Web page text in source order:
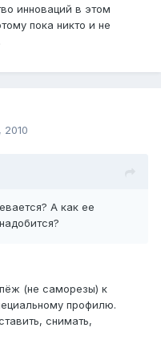
инноваций в этом
пока никто и не
2010
А как ее
(не саморезы) к
профилю.
снимать,